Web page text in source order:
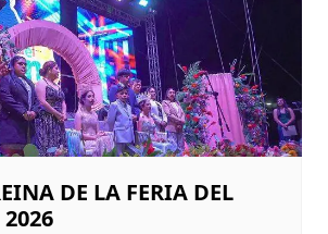
DE LA FERIA DEL